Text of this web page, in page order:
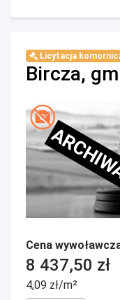
Licytacja
Bircza,
Cena
8 437,50 zł
4,09 zł/m²